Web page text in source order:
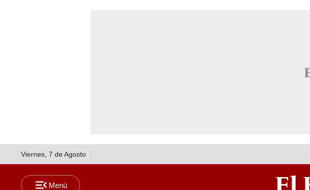
Viernes, 7 de Agosto